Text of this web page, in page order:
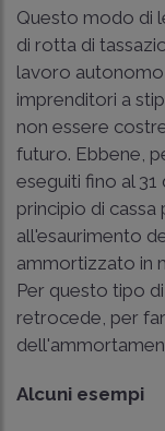
Questo modo di
di rotta di
lavoro
imprenditori a
non essere
futuro. Ebbene,
eseguiti fino al
principio di cassa
all'esaurimento
ammortizzato in
Per questo tipo
retrocede, per
Alcuni esempi